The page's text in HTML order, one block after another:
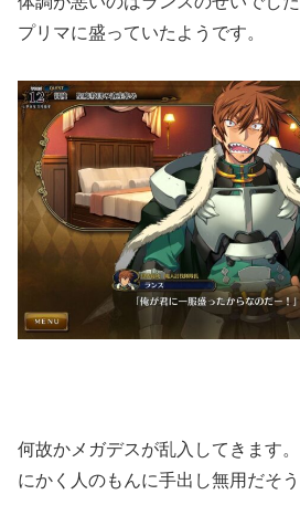
プリマに盛っていたようです。
何故かメガデスが乱入してきます
にかく人のもんに手出し無用だそう